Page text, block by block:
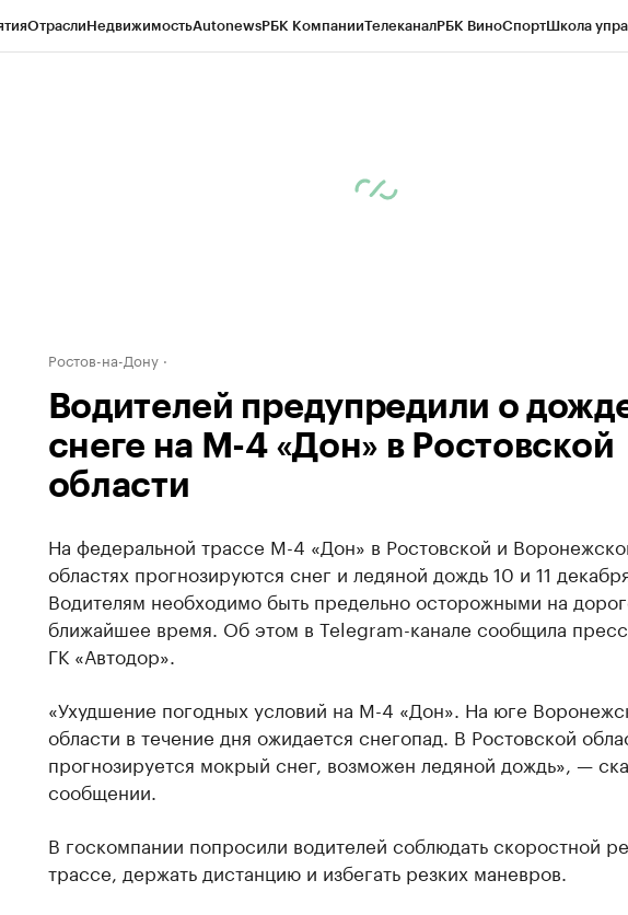
ОтраслиНедвижимостьAutonewsРБК КомпанииТелеканалРБК ВиноСпортШкола
Ростов-на-Дону
Водителей предупредили о
снеге на М-4 «Дон» в Ростовской
области
На федеральной трассе М-4 «Дон» в Ростовской и
областях прогнозируются снег и ледяной дождь 10 и 11
Водителям необходимо быть предельно осторожными на
ближайшее время. Об этом в Telegram-канале сообщила
ГК «Автодор».
«Ухудшение погодных условий на М-4 «Дон». На юге
области в течение дня ожидается снегопад. В Ростовской
прогнозируется мокрый снег, возможен ледяной дождь», —
сообщении.
В госкомпании попросили водителей соблюдать скоростной
трассе, держать дистанцию и избегать резких маневров.